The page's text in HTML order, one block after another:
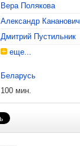
Вера Полякова
Александр Кананович
Дмитрий Пустильник
еще...
Беларусь
100 мин.